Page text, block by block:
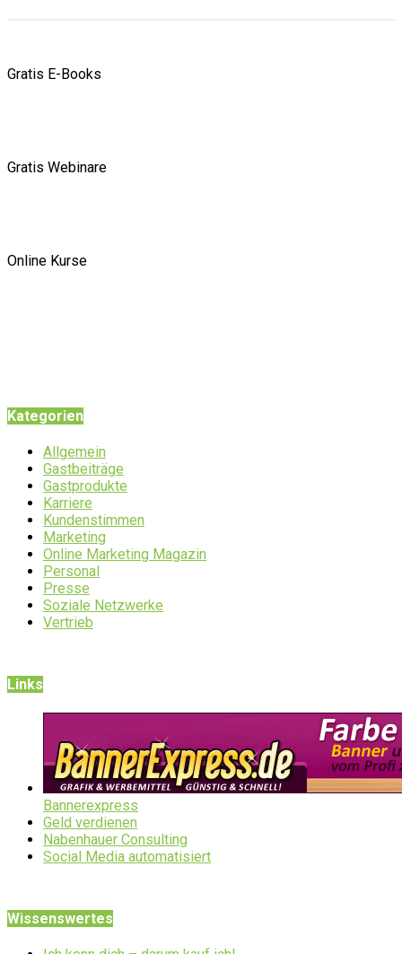
Gratis E-Books
Gratis Webinare
Online Kurse
Kategorien
Allgemein
Gastbeiträge
Gastprodukte
Karriere
Kundenstimmen
Marketing
Online Marketing Magazin
Personal
Presse
Soziale Netzwerke
Vertrieb
Links
Bannerexpress
Geld verdienen
Nabenhauer Consulting
Social Media automatisiert
Wissenswertes